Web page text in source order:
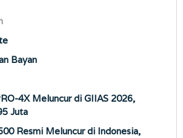
Bayan
4X Meluncur di GIIAS 2026,
Juta
Resmi Meluncur di Indonesia,